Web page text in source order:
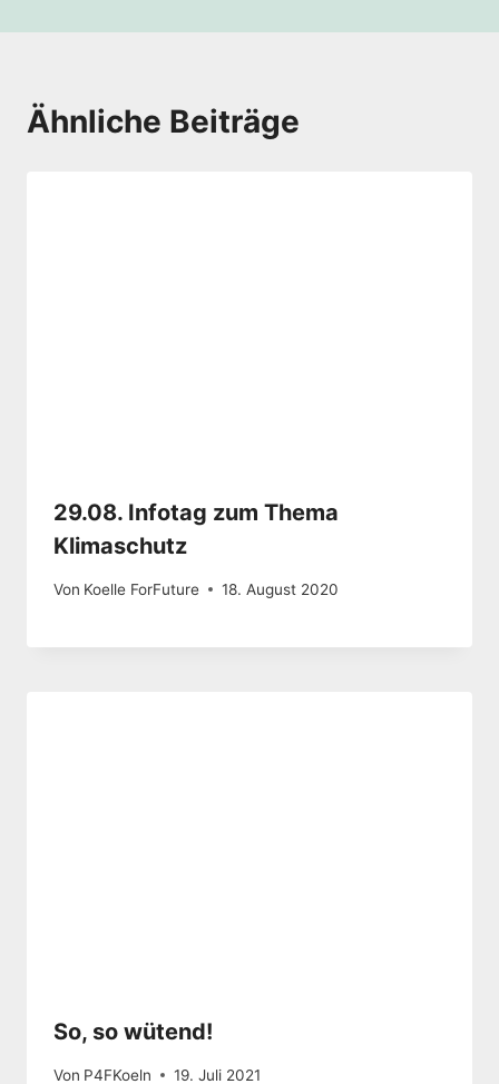
Ähnliche Beiträge
29.08. Infotag zum Thema
Klimaschutz
Von Koelle ForFuture 18. August 2020
So, so wütend!
Von P4FKoeln 19. Juli 2021